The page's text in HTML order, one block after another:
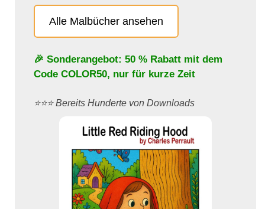
Alle Malbücher ansehen
🎉 Sonderangebot: 50 % Rabatt mit dem
Code COLOR50, nur für kurze Zeit
⭐️⭐️⭐️ Bereits Hunderte von Downloads